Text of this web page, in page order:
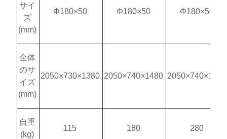
サイ
ズ
(mm)
Φ180×50 Φ180×50 Φ180×50
全体
のサ
イズ
(mm)
2050×730×1380 2050×740×1480 2050×740×1650
自重
(kg)
115 180 280